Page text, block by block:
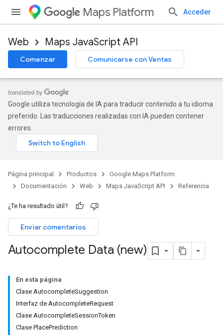
Maps Platform Acceder
Web Maps JavaScript API
Comenzar Comunicarse con Ventas
Google utiliza tecnología de IA para traducir contenido a tu idioma
preferido. Las traducciones realizadas con IA pueden contener
errores.
Página principal Productos
Google Maps Platform
Documentación
Web Maps JavaScript API Referencia
¿Te ha resultado útil?
Enviar comentarios
Autocomplete Data (new)
En esta página
Clase AutocompleteSuggestion
Interfaz de AutocompleteRequest
Clase AutocompleteSessionToken
Clase PlacePrediction